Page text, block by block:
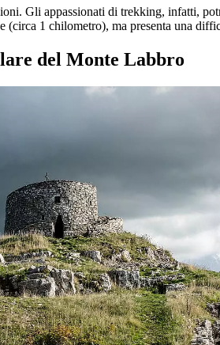
Gli appassionati di trekking, infatti,
(circa 1 chilometro), ma presenta una
del Monte Labbro